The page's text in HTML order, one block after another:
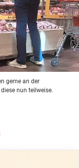
gerne an der
nun teilweise.